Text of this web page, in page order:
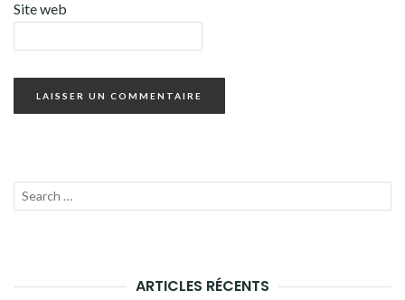
Site web
Recherche
ARTICLES RÉCENTS